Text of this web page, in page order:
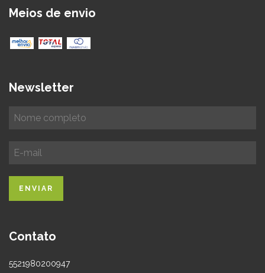
Meios de envio
Newsletter
Contato
5521980200947